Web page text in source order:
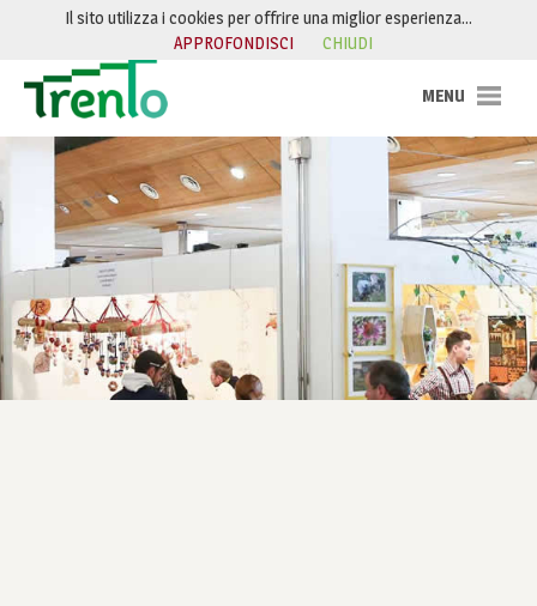
Salta al contenuto
Il sito utilizza i cookies per offrire una miglior esperienza…
APPROFONDISCI
CHIUDI